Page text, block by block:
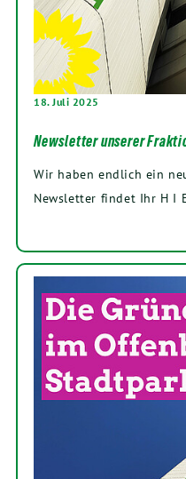
18. Juli 2025
Newsletter unserer
Wir haben endlich ein
Newsletter findet Ihr H I